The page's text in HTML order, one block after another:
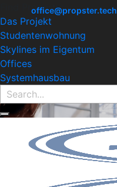
Find Property:
Das Projekt
Studentenwohnung
Skylines im Eigentum
Offices
Systemhausbau
office@propster.tech